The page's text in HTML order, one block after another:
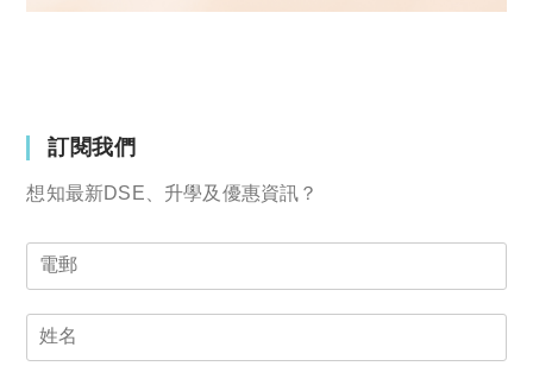
訂閱我們
想知最新DSE、升學及優惠資訊？